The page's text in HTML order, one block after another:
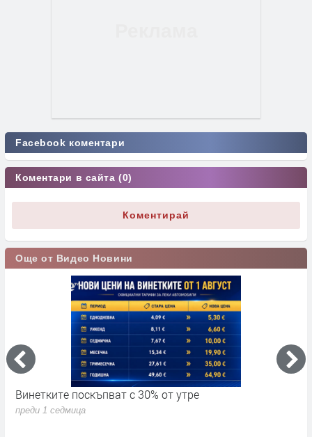
Facebook коментари
Коментари в сайта (0)
Коментирай
Още от Видео Новини
Винетките поскъпват с 30% от утре
преди 1 седмица